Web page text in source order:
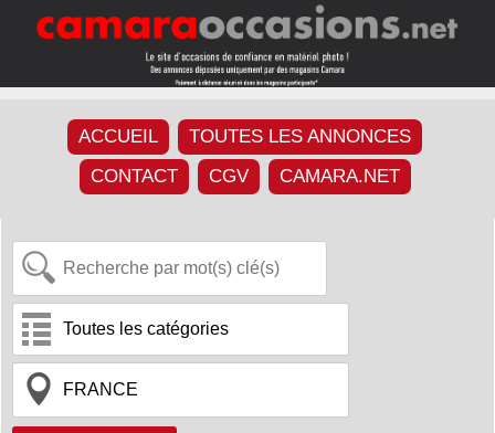
ACCUEIL
TOUTES LES ANNONCES
CONTACT
CGV CAMARA.NET